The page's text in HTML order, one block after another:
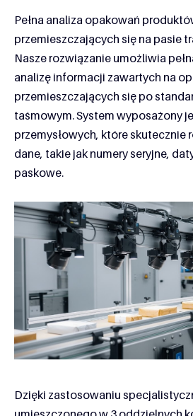
Pełna analiza opakowań
przemieszczających się na pasie
Nasze rozwiązanie umożliwia
analizę informacji zawartych na
przemieszczających się po
taśmowym. System wyposażony
przemysłowych, które skutecznie
dane, takie jak numery seryjne,
paskowe.
Dzięki zastosowaniu